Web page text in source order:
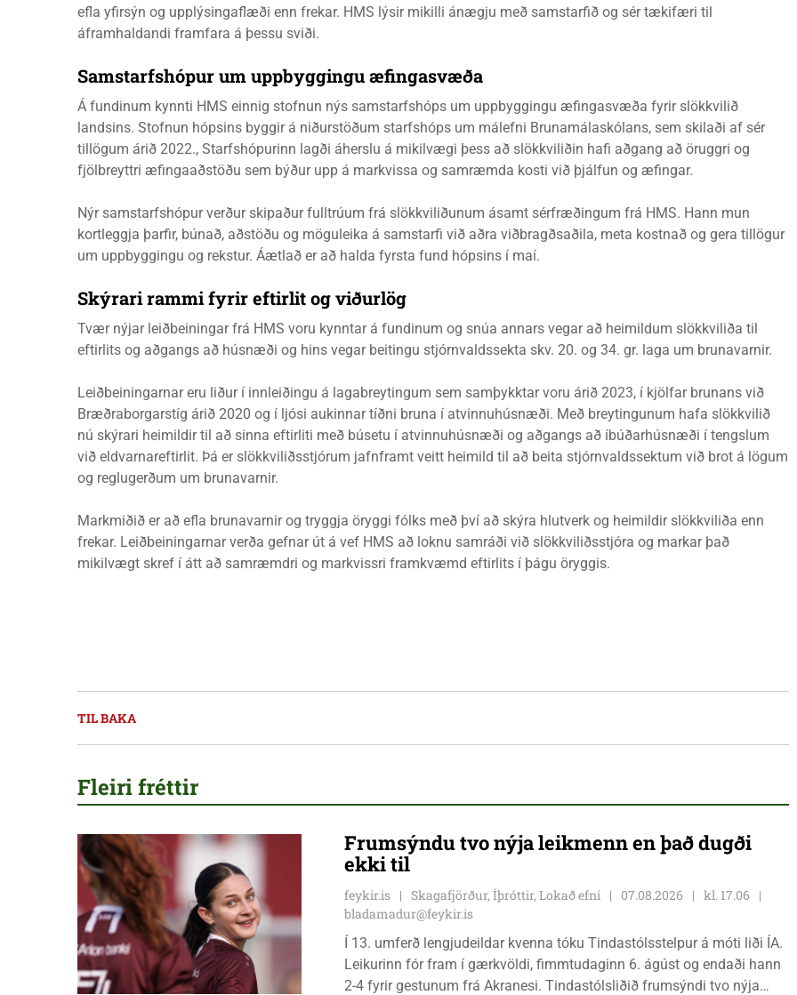
efla yfirsýn og upplýsingaflæði enn frekar. HMS lýsir mikilli ánægju með samstarfið og sér tækifæri til
áframhaldandi framfara á þessu sviði.
Sam­starfs­hóp­ur um upp­bygg­ingu æf­inga­svæða
Á fundinum kynnti HMS einnig stofnun nýs samstarfshóps um uppbyggingu æfingasvæða fyrir slökkvilið
landsins. Stofnun hópsins byggir á niðurstöðum starfshóps um málefni Brunamálaskólans, sem skilaði af sér
tillögum árið 2022., Starfshópurinn lagði áherslu á mikilvægi þess að slökkviliðin hafi aðgang að öruggri og
fjölbreyttri æfingaaðstöðu sem býður upp á markvissa og samræmda kosti við þjálfun og æfingar.
Nýr samstarfshópur verður skipaður fulltrúum frá slökkviliðunum ásamt sérfræðingum frá HMS. Hann mun
kortleggja þarfir, búnað, aðstöðu og möguleika á samstarfi við aðra viðbragðsaðila, meta kostnað og gera tillögur
um uppbyggingu og rekstur. Áætlað er að halda fyrsta fund hópsins í maí.
Skýr­ari rammi fyr­ir eft­ir­lit og við­ur­lög
Tvær nýjar leiðbeiningar frá HMS voru kynntar á fundinum og snúa annars vegar að heimildum slökkviliða til
eftirlits og aðgangs að húsnæði og hins vegar beitingu stjórnvaldssekta skv. 20. og 34. gr. laga um brunavarnir.
Leiðbeiningarnar eru liður í innleiðingu á lagabreytingum sem samþykktar voru árið 2023, í kjölfar brunans við
Bræðraborgarstíg árið 2020 og í ljósi aukinnar tíðni bruna í atvinnuhúsnæði. Með breytingunum hafa slökkvilið
nú skýrari heimildir til að sinna eftirliti með búsetu í atvinnuhúsnæði og aðgangs að íbúðarhúsnæði í tengslum
við eldvarnareftirlit. Þá er slökkviliðsstjórum jafnframt veitt heimild til að beita stjórnvaldssektum við brot á lögum
og reglugerðum um brunavarnir.
Markmiðið er að efla brunavarnir og tryggja öryggi fólks með því að skýra hlutverk og heimildir slökkviliða enn
frekar. Leiðbeiningarnar verða gefnar út á vef HMS að loknu samráði við slökkviliðsstjóra og markar það
mikilvægt skref í átt að samræmdri og markvissri framkvæmd eftirlits í þágu öryggis.
TIL BAKA
Fleiri fréttir
Frumsýndu tvo nýja leikmenn en það dugði
ekki til
feykir.is Skagafjörður, Íþróttir, Lokað efni 07.08.2026
kl. 17.06
bladamadur@feykir.is
Í 13. umferð lengjudeildar kvenna tóku Tindastólsstelpur á móti liði ÍA.
Leikurinn fór fram í gærkvöldi, fimmtudaginn 6. ágúst og endaði hann
2-4 fyrir gestunum frá Akranesi. Tindastólsliðið frumsýndi tvo nýja